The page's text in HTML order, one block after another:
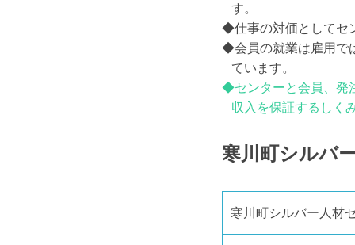
す。
◆仕事の対価としてセ
◆会員の就業は雇用で
ています。
◆センターと会員、発
収入を保証するしく
寒川町シルバ
寒川町シルバー人材